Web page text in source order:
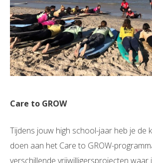
Care to GROW
Tijdens jouw high school-jaar heb je de
doen aan het Care to GROW-
verschillende vrijwilligersprojecten waar